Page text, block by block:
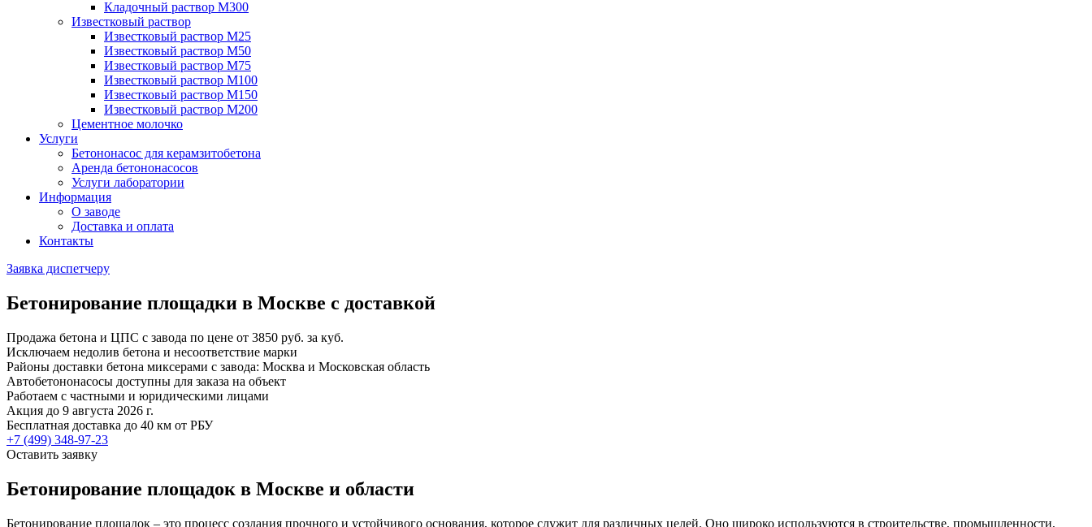
Кладочный раствор М300
Известковый раствор
Известковый раствор М25
Известковый раствор М50
Известковый раствор М75
Известковый раствор М100
Известковый раствор М150
Известковый раствор М200
Цементное молочко
Услуги
Бетононасос для керамзитобетона
Аренда бетононасосов
Услуги лаборатории
Информация
О заводе
Доставка и оплата
Контакты
Заявка диспетчеру
Бетонирование площадки в Москве с доставкой
Продажа бетона и ЦПС с завода по цене от 3850 руб. за куб.
Исключаем недолив бетона и несоответствие марки
Районы доставки бетона миксерами с завода: Москва и Московская область
Автобетононасосы доступны для заказа на объект
Работаем с частными и юридическими лицами
Акция до 9 августа 2026 г.
Бесплатная доставка до 40 км от РБУ
+7 (499) 348-97-23
Оставить заявку
Бетонирование площадок в Москве и области
Бетонирование площадок – это процесс создания прочного и устойчивого основания, которое служит для различных целей. Оно широко используются в строительстве, промышленности,